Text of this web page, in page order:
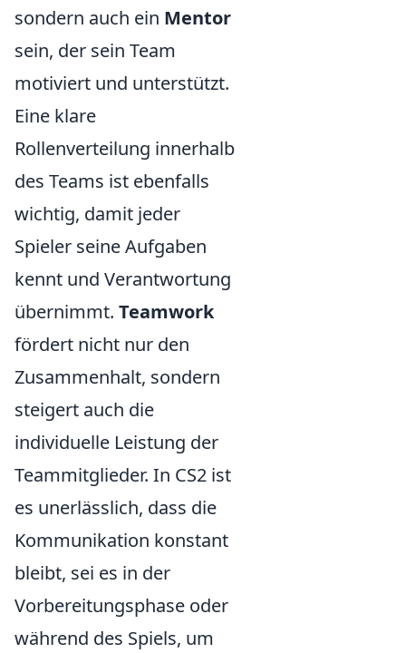
sondern auch ein Mentor
sein, der sein Team
motiviert und unterstützt.
Eine klare
Rollenverteilung innerhalb
des Teams ist ebenfalls
wichtig, damit jeder
Spieler seine Aufgaben
kennt und Verantwortung
übernimmt. Teamwork
fördert nicht nur den
Zusammenhalt, sondern
steigert auch die
individuelle Leistung der
Teammitglieder. In CS2 ist
es unerlässlich, dass die
Kommunikation konstant
bleibt, sei es in der
Vorbereitungsphase oder
während des Spiels, um